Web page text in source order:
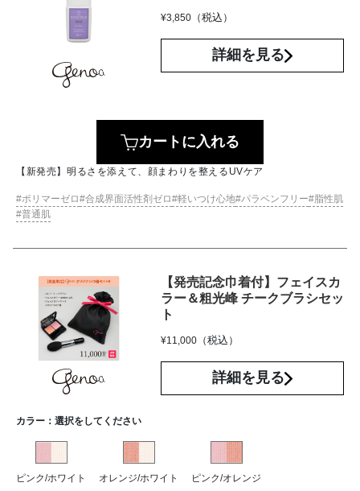
¥3,850 （税込）
詳細を見る
カートに入れる
【新発売】明るさを添えて、顔まわりを整えるUVケア
ポリマーゼロ 合成界面活性剤ゼロ 軽いつけ心地 パラベンフリー
脂性肌
普通肌
【発売記念巾着付】フェイスカ
ラー＆粗光峰 チークブラシセッ
ト
¥11,000 （税込）
詳細を見る
カラー： 選択をしてください
ピンク/ホワイト オレンジ/ホワイト ピンク/オレンジ